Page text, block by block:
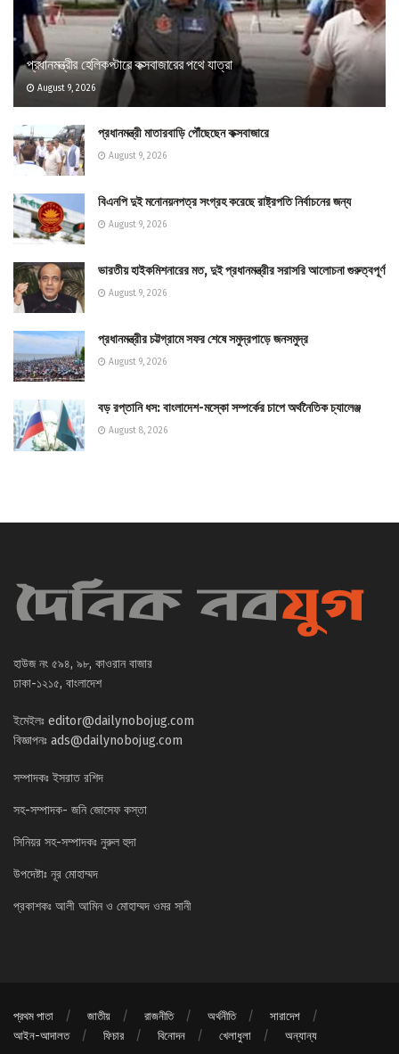
প্রধানমন্ত্রীর হেলিকপ্টারে কক্সবাজারের পথে যাত্রা
August 9, 2026
প্রধানমন্ত্রী মাতারবাড়ি পৌঁছেছেন কক্সবাজারে
August 9, 2026
বিএনপি দুই মনোনয়নপত্র সংগ্রহ করেছে রাষ্ট্রপতি নির্বাচনের জন্য
August 9, 2026
ভারতীয় হাইকমিশনারের মত, দুই প্রধানমন্ত্রীর সরাসরি আলোচনা গুরুত্বপূর্ণ
August 9, 2026
প্রধানমন্ত্রীর চট্টগ্রামে সফর শেষে সমুদ্রপাড়ে জনসমুদ্র
August 9, 2026
বড় রপ্তানি ধস: বাংলাদেশ-মস্কো সম্পর্কের চাপে অর্থনৈতিক চ্যালেঞ্জ
August 8, 2026
হাউজ নং ৫৯৪, ৯৮, কাওরান বাজার
ঢাকা-১২১৫, বাংলাদেশ
ইমেইলঃ editor@dailynobojug.com
বিজ্ঞাপনঃ ads@dailynobojug.com
সম্পাদকঃ ইসরাত রশিদ
সহ-সম্পাদক- জনি জোসেফ কস্তা
সিনিয়র সহ-সম্পাদকঃ নুরুল হুদা
উপদেষ্টাঃ নূর মোহাম্মদ
প্রকাশকঃ আলী আমিন ও মোহাম্মদ ওমর সানী
প্রথম পাতা জাতীয় রাজনীতি অর্থনীতি
সারাদেশ
আইন-আদালত
ফিচার বিনোদন খেলাধুলা অন্যান্য